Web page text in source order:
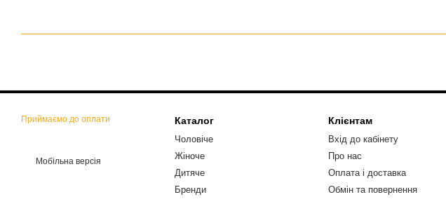
Приймаємо до оплати
Мобільна версія
Каталог
Чоловіче
Жіноче
Дитяче
Бренди
Клієнтам
Вхід до кабінету
Про нас
Оплата і доставка
Обмін та повернення